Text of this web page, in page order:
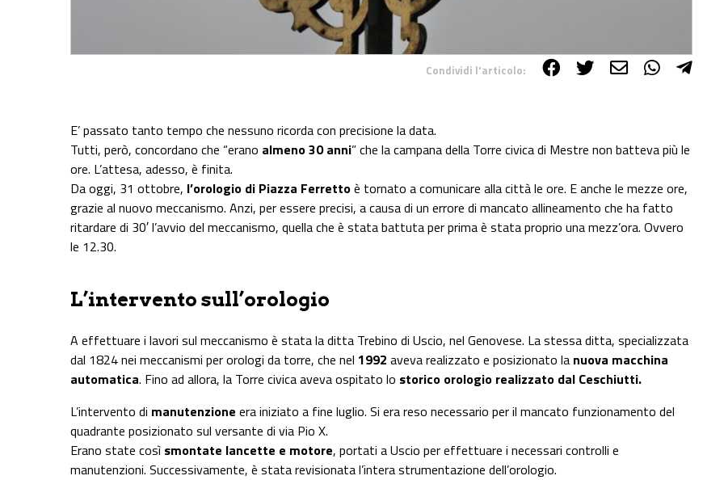
Condividi l'articolo:
E’ passato tanto tempo che nessuno ricorda con precisione la data.
Tutti, però, concordano che “erano almeno 30 anni” che la campana della Torre civica di Mestre non batteva più le
ore. L’attesa, adesso, è finita.
Da oggi, 31 ottobre, l’orologio di Piazza Ferrettoè tornato a comunicare alla città le ore. E anche le mezze ore,
grazie al nuovo meccanismo. Anzi, per essere precisi, a causa di un errore di mancato allineamento che ha fatto
ritardare di 30′ l’avvio del meccanismo, quella che è stata battuta per prima è stata proprio una mezz’ora. Ovvero
le 12.30.
L’intervento sull’orologio
A effettuare i lavori sul meccanismo è stata la ditta Trebino di Uscio, nel Genovese. La stessa ditta, specializzata
dal 1824 nei meccanismi per orologi da torre, che nel 1992 aveva realizzato e posizionato la nuova macchina
automatica. Fino ad allora, la Torre civica aveva ospitato lo storico orologio realizzato dal Ceschiutti.
L’intervento di manutenzione era iniziato a fine luglio. Si era reso necessario per il mancato funzionamento del
quadrante posizionato sul versante di via Pio X.
Erano state così smontate lancette e motore, portati a Uscio per effettuare i necessari controlli e
manutenzioni. Successivamente, è stata revisionata l’intera strumentazione dell’orologio.